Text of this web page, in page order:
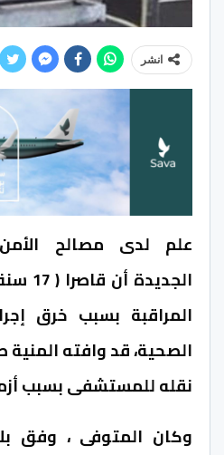
انشر
علم لدى مصالح
المراقبة بسبب خرق
الصحية، قد وافته المنية
نقله للمستشفى بسبب
وكان المتوفى ، وفق